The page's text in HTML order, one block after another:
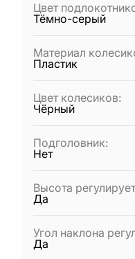
Цвет
Тёмно-серый
Материал
Пластик
Цвет колесиков:
Чёрный
Подголовник:
Нет
Высота
Да
Угол наклона
Да